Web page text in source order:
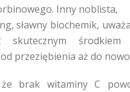
Inny noblista,
sławny biochemik,
skutecznym środkiem
przeziębienia aż do
że brak witaminy C